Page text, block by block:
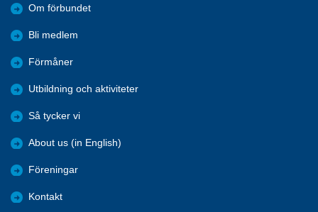
Om förbundet
Bli medlem
Förmåner
Utbildning och aktiviteter
Så tycker vi
About us (in English)
Föreningar
Kontakt